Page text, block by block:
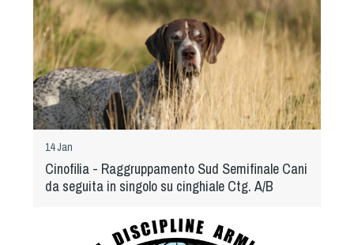
14 Jan
Cinofilia - Raggruppamento Sud Semifinale Cani
da seguita in singolo su cinghiale Ctg. A/B